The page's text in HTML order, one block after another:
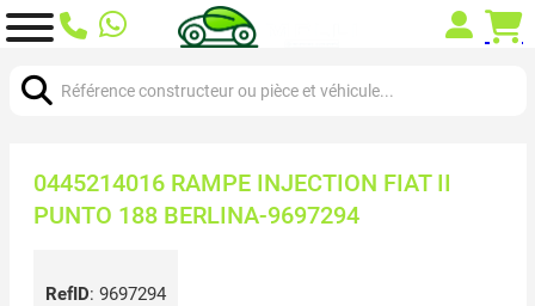
0445214016 RAMPE INJECTION FIAT II
PUNTO 188 BERLINA-9697294
RefID: 9697294